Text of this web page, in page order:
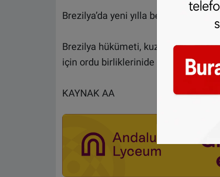
Brezilya’da yeni yılla beraber
Brezilya hükümeti, kuzey
için ordu birliklerinide seferber etti.
KAYNAK AA